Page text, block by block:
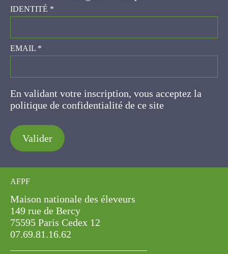
IDENTITÉ*
EMAIL*
En validant votre inscription, vous acceptez la
politique de confidentialité de ce site
Valider
AFPF
Maison nationale des éleveurs
149 rue de Bercy
75595 Paris Cedex 12
07.69.81.16.62